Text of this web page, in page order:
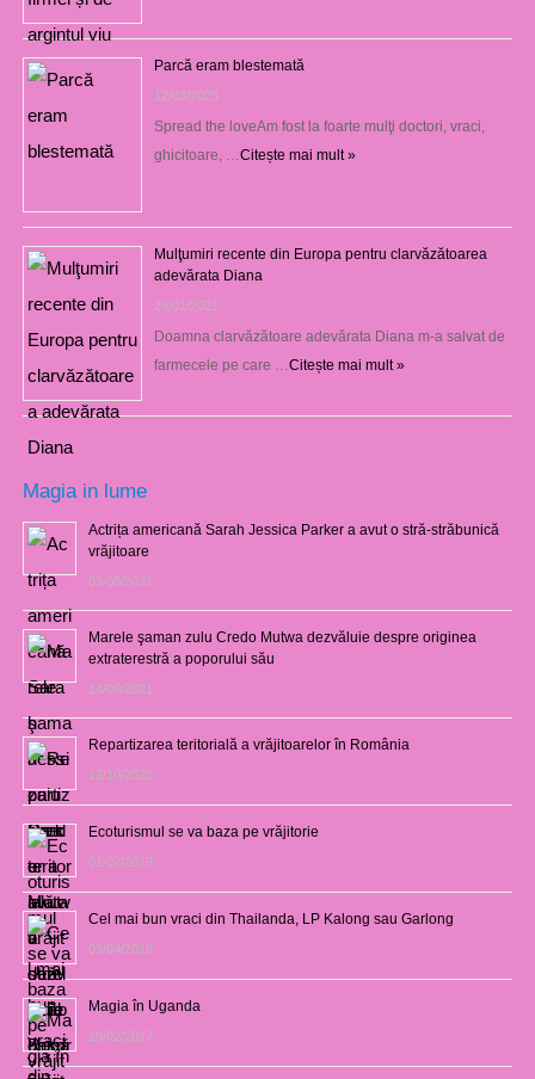
Parcă eram blestemată
12/03/2025
Spread the loveAm fost la foarte mulţi doctori, vraci,
ghicitoare, …Citește mai mult »
Mulţumiri recente din Europa pentru clarvăzătoarea
adevărata Diana
29/01/2021
Doamna clarvăzătoare adevărata Diana m-a salvat de
farmecele pe care …Citește mai mult »
Magia in lume
Actrița americană Sarah Jessica Parker a avut o stră-străbunică
vrăjitoare
03/08/2021
Marele şaman zulu Credo Mutwa dezvăluie despre originea
extraterestră a poporului său
14/06/2021
Repartizarea teritorială a vrăjitoarelor în România
12/10/2020
Ecoturismul se va baza pe vrăjitorie
01/02/2019
Cel mai bun vraci din Thailanda, LP Kalong sau Garlong
03/04/2018
Magia în Uganda
28/02/2017